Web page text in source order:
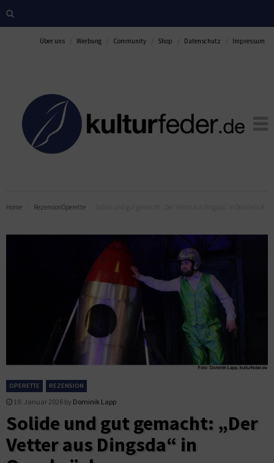
Über uns Werbung Community Shop Datenschutz Impressum
Home RezensionOperette
OPERETTE REZENSION
19. Januar 2026 by Dominik Lapp
Solide und gut gemacht: „Der
Vetter aus Dingsda“ in